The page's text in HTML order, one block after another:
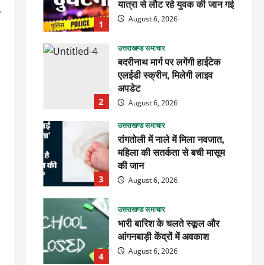
1
यात्रा से लौट रहे युवक की जान गई
August 6, 2026
2
उत्तराखण्ड समाचार
बदरीनाथ मार्ग पर लगेंगी हाईटेक
एलईडी स्क्रीन, मिलेगी लाइव
अपडेट
August 6, 2026
3
उत्तराखण्ड समाचार
रांगतोली में नाले में मिला नवजात,
महिला की सतर्कता से बची मासूम
की जान
August 6, 2026
4
उत्तराखण्ड समाचार
भारी बारिश के चलते स्कूल और
आंगनबाड़ी केंद्रों में अवकाश
August 6, 2026